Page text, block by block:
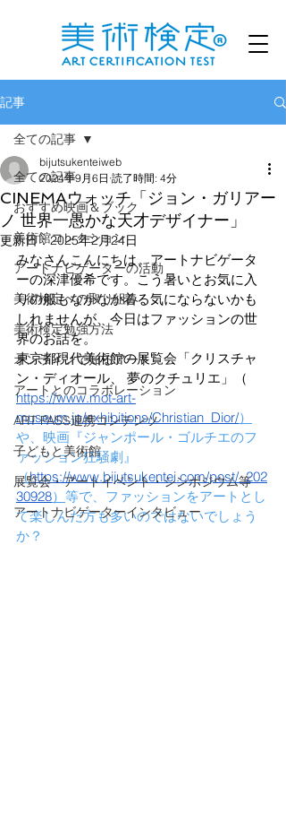
記事
全ての記事
おすすめ映画＆ブック
美術館コレクション
アートナビゲーターの活動
美術検定への取り組み
美術検定勉強方法
オンラインで知るアート
アートとのコラボレーション
ART PASS連携コンテンツ
子どもと美術館
展覧会・アートイベント・シンポジウム等
アートナビゲーターインタビュー
全ての記事
CINEMAウォッチ「ジョン・ガリアー
ノ 世界一愚かな天才デザイナー」
bijutsukenteiweb
2024年9月6日 読了時間: 4分
更新日：2025年2月24日
みなさんこんにちは、アートナビゲータ
ーの深津優希です。こう暑いとお気に入
りの服もなかなか着る気にならないかも
しれませんが、今日はファッションの世
界のお話を。
東京都現代美術館の展覧会「クリスチャ
ン・ディオール、 夢のクチュリエ」（
https://www.mot-art-
museum.jp/exhibitions/Christian_Dior/）
や、映画『ジャンポール・ゴルチエのフ
ァッション狂騒劇』
（https://www.bijutsukentei.com/post/_202
30928） 等で、ファッションをアートとし
て楽しんだ方も多いのではないでしょう
か？